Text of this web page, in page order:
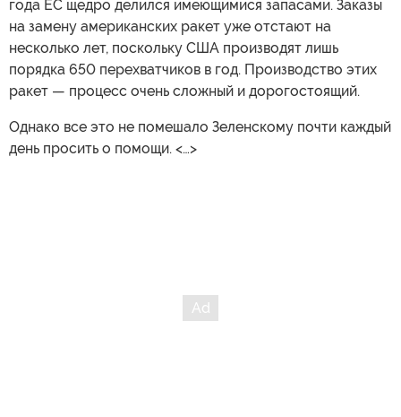
года ЕС щедро делился имеющимися запасами. Заказы
на замену американских ракет уже отстают на
несколько лет, поскольку США производят лишь
порядка 650 перехватчиков в год. Производство этих
ракет — процесс очень сложный и дорогостоящий.
Однако все это не помешало Зеленскому почти каждый
день просить о помощи. <…>